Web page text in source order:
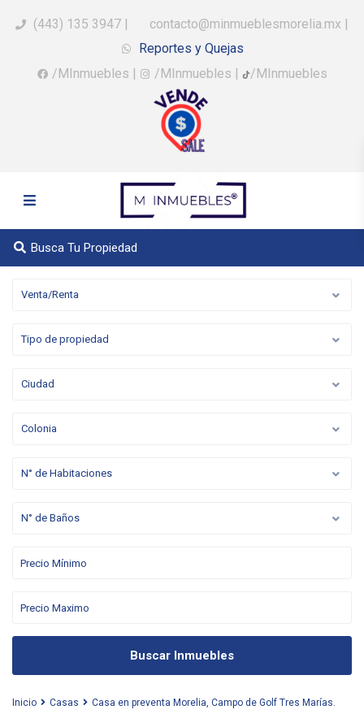
(443) 135 3947 | contacto@minmueblesmorelia.mx |
Reportes y Quejas
/MInmuebles | /MInmuebles | /MInmuebles
Busca Tu Propiedad
Venta/Renta
Tipo de propiedad
Ciudad
Colonia
N° de Habitaciones
N° de Baños
Buscar Inmuebles
Inicio Casas Casa en preventa Morelia, Campo de Golf Tres Marías.